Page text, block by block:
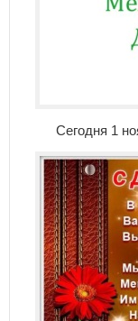
Сегодня 1